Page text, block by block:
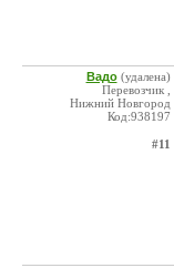
Вадо (удалена)
Перевозчик ,
Нижний Новгород
Код:938197
#11